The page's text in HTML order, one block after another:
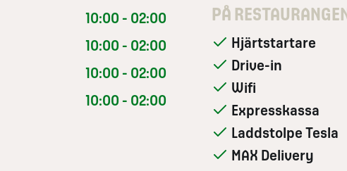
10:00 - 02:00
10:00 - 02:00
10:00 - 02:00
10:00 - 02:00
PÅ
Hjärtstartare
Drive-in
Wifi
Expresskassa
Laddstolpe Tesla
MAX Delivery